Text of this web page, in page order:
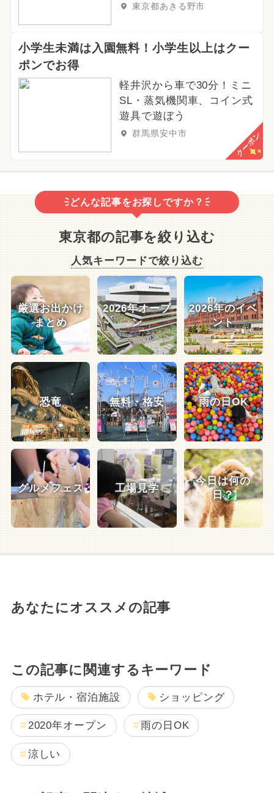
東京都あきる野市
小学生未満は入園無料！小学生以上はクー
ポンでお得
軽井沢から車で30分！ミニ
SL・蒸気機関車、コイン式
遊具で遊ぼう
群馬県安中市 クーポン
どんな記事をお探しですか？
東京都の記事を絞り込む
人気キーワードで絞り込む
厳選お出かけ
まとめ
2026年オープ
ン
2026年のイベ
ント
恐竜 無料・格安 雨の日OK
グルメフェス 工場見学
今日は何の
日？
あなたにオススメの記事
この記事に関連するキーワード
ホテル・宿泊施設 ショッピング
2020年オープン 雨の日OK
涼しい